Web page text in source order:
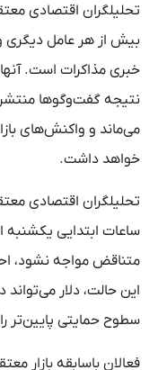
تحلیلگران اقتصادی
بیش از هر عامل دیگری
خبری مذاکرات است.
نتیجه گفت‌وگوها
می‌ماند و واکنش‌های
خواهد داشت.
تحلیلگران اقتصادی
ساعات ابتدایی یکشنبه
متناقض مواجه نشود،
این حالت، دلار
سطوح حمایتی پایین‌تر
فعالان باسابقه بازار